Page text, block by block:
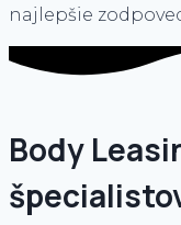
najlepšie
Body